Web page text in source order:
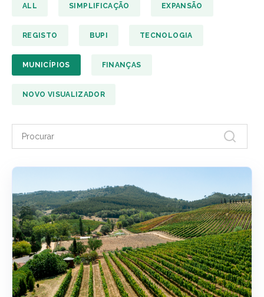
ALL SIMPLIFICAÇÃO EXPANSÃO
REGISTO BUPI TECNOLOGIA
MUNICÍPIOS FINANÇAS
NOVO VISUALIZADOR